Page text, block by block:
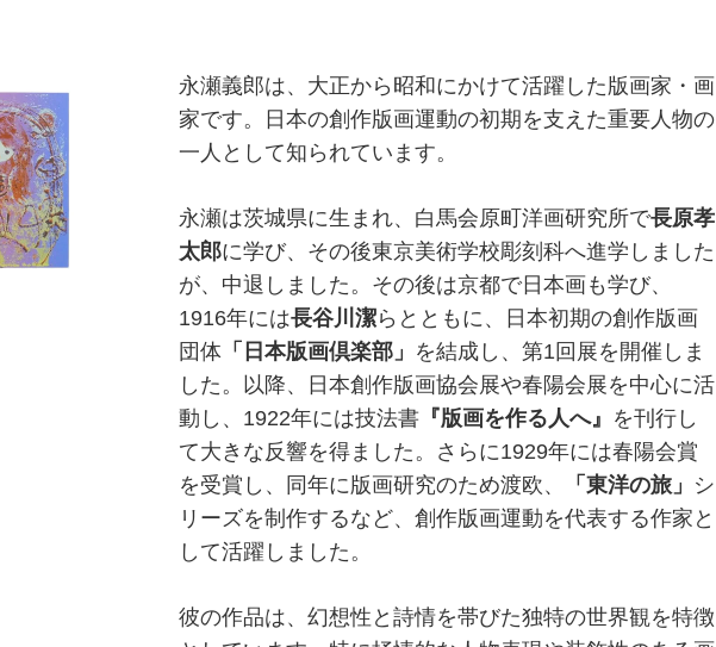
永瀬義郎は、大正から昭和にかけて活躍した版画家・画
家です。日本の創作版画運動の初期を支えた重要人物の
一人として知られています。
永瀬は茨城県に生まれ、白馬会原町洋画研究所で長原孝
太郎に学び、その後東京美術学校彫刻科へ進学しました
が、中退しました。その後は京都で日本画も学び、
1916年には長谷川潔らとともに、日本初期の創作版画
団体 「日本版画倶楽部」 を結成し、第1回展を開催しま
した。以降、日本創作版画協会展や春陽会展を中心に活
動し、1922年には技法書 『版画を作る人へ』 を刊行し
て大きな反響を得ました。さらに1929年には春陽会賞
を受賞し、同年に版画研究のため渡欧、
「東洋の旅」 シ
リーズを制作するなど、創作版画運動を代表する作家と
して活躍しました。
彼の作品は、幻想性と詩情を帯びた独特の世界観を特徴